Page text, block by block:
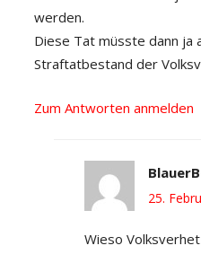
werden.
Diese Tat müsste dann ja
Straftatbestand der
Zum Antworten anmelden
25.
Wieso